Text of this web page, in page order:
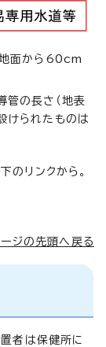
面から60cm
の長さ（地表
けられたものは
のリンクから。
ージの先頭へ戻る
者は保健所に